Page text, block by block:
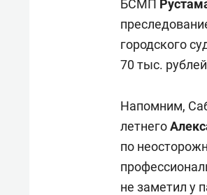
БСМП
городского
70 тыс.
Напомним,
летнего
по
не заметил у
Рекомендуем
Как ГК «МИР ГРУПП» и
создают оазис жилого